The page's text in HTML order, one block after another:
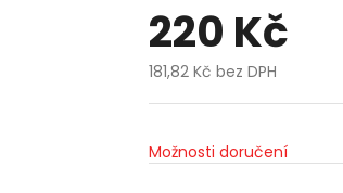
5
hvězdiček.
220 Kč
181,82 Kč bez DPH
Měrná
Možnosti doručení